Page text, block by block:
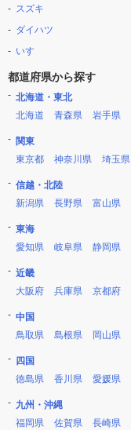
スズキ
ダイハツ
いすゞ
都道府県から探す
北海道・東北
北海道
青森県 岩手県
関東
東京都
神奈川県 埼玉県
信越・北陸
新潟県
長野県 富山県
東海
愛知県
岐阜県 静岡県
近畿
大阪府
兵庫県 京都府
中国
鳥取県
島根県 岡山県
四国
徳島県
香川県 愛媛県
九州・沖縄
福岡県
佐賀県 長崎県